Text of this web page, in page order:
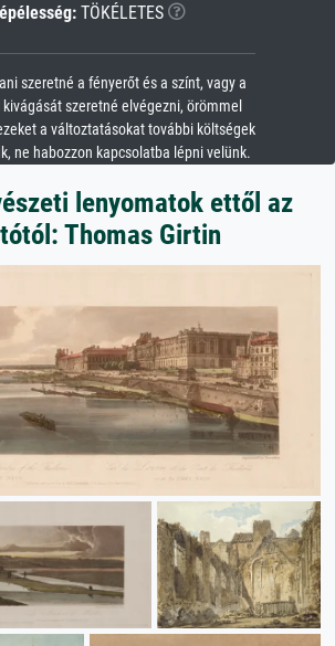
TÖKÉLETES
szeretné a fényerőt és a színt, vagy a
kivágását szeretné elvégezni, örömmel
a változtatásokat további költségek
ne habozzon kapcsolatba lépni velünk.
lenyomatok ettől az
Thomas Girtin